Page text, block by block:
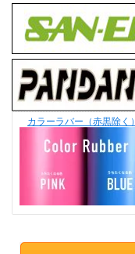
カラーラバー（赤黒除く）